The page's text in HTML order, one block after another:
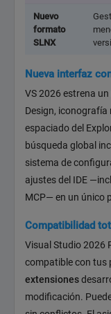
Nuevo
formato
SLNX
Nueva interfaz
VS 2026 estrena
Design, iconografía
espaciado del
búsqueda global
sistema de
ajustes del IDE
MCP— en un único
Compatibilidad
Visual Studio 2026
compatible con tus
extensiones
modificación.